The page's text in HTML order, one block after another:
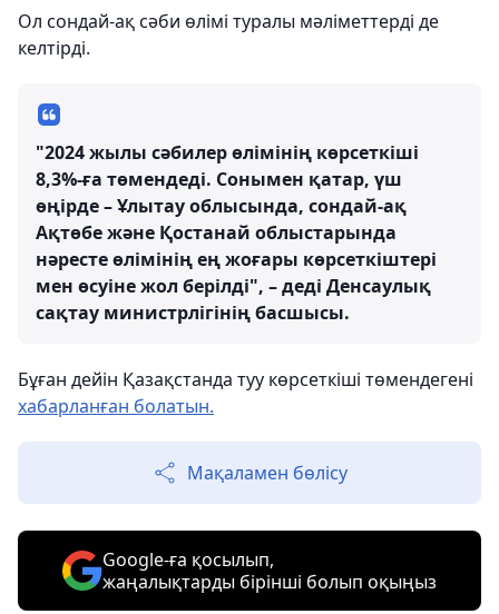
Ол сондай-ақ сәби өлімі туралы мәліметтерді де
келтірді.
"2024 жылы сәбилер өлімінің көрсеткіші
8,3%-ға төмендеді. Сонымен қатар, үш
өңірде – Ұлытау облысында, сондай-ақ
Ақтөбе және Қостанай облыстарында
нәресте өлімінің ең жоғары көрсеткіштері
мен өсуіне жол берілді", – деді Денсаулық
сақтау министрлігінің басшысы.
Бұған дейін Қазақстанда туу көрсеткіші төмендегені
хабарланған болатын.
Мақаламен бөлісу
Google-ға қосылып,
жаңалықтарды бірінші болып оқыңыз